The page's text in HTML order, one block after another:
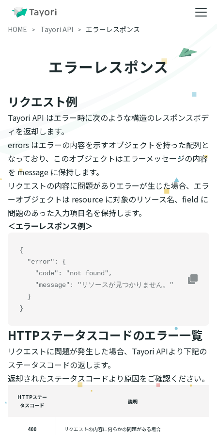
HOME Tayori API エラーレスポンス
エラーレスポンス
リクエスト例
Tayori API はエラー時に次のような構造のレスポンスボデ
ィを返却します。
errors はエラーの内容を示すオブジェクトを持った配列と
なっており、このオブジェクトはエラーメッセージの内容
を message に保持します。
リクエストの内容に問題がありエラーが生じた場合、エラ
ーオブジェクトは resource に対象のリソース名、field に
問題のあった入力項目名を保持します。
＜エラーレスポンス例＞
{
}
HTTPステータスコードのエラー一覧
リクエストに問題が発生した場合、Tayori APIより下記の
ステータスコードの返します。
返却されたステータスコードより原因をご確認ください。
HTTPステー
タスコード
説明
400 リクエストの内容に何らかの問題がある場合